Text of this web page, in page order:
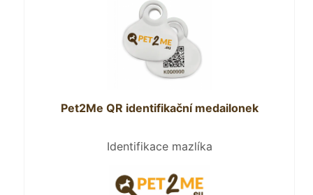
Pet2Me QR identifikační medailonek
Identifikace mazlíka